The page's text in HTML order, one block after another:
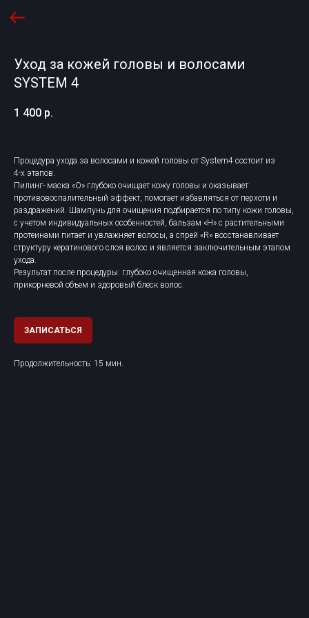
Уход за кожей головы и волосами
SYSTEM 4
1 400 р.
Процедура ухода за волосами и кожей головы от System4 состоит из
4-х этапов.
Пилинг- маска «О» глубоко очищает кожу головы и оказывает
противовоспалительный эффект, помогает избавляться от перхоти и
раздражений. Шампунь для очищения подбирается по типу кожи головы,
с учетом индивидуальных особенностей, бальзам «Н» с растительными
протеинами питает и увлажняет волосы, а спрей «R» восстанавливает
структуру кератинового слоя волос и является заключительным этапом
ухода.
Результат после процедуры: глубоко очищенная кожа головы,
прикорневой объем и здоровый блеск волос.
ЗАПИСАТЬСЯ
Продолжительность: 15 мин.